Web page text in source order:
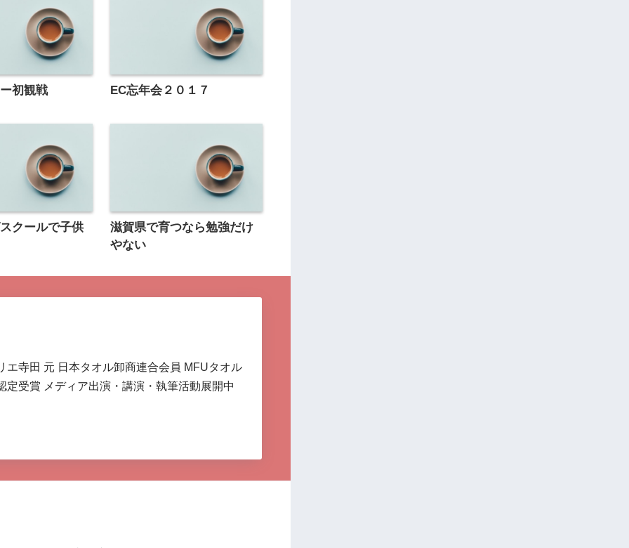
初観戦 EC忘年会２０１７
クールで子供
滋賀県で育つなら勉強だけ
やない
エ寺田 元 日本タオル卸商連合会員 MFUタオル
定受賞 メディア出演・講演・執筆活動展開中